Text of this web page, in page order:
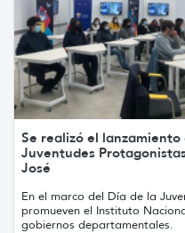
Se realizó el
Juventudes
José
En el marco del Día de la
promueven el Instituto
gobiernos departamentales.